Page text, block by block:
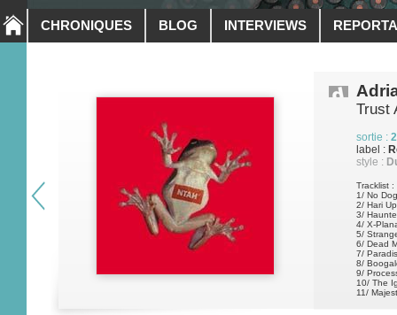
CHRONIQUES BLOG INTERVIEWS
Trust
sortie :
label :
style :
Tracklist :
1/ No
2/ Hari
3/
4/ X-
5/
6/ Dead
7/
8/
9/
10/ The
11/